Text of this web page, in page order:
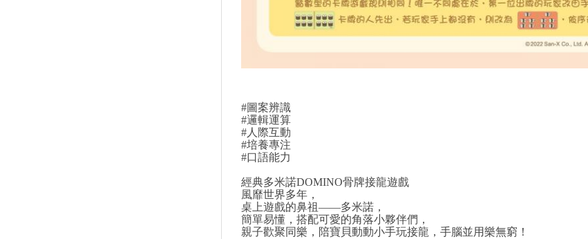
#圖案辨識
#邏輯運算
#人際互動
#培養專注
#口語能力
經典多米諾DOMINO骨牌接龍遊戲
風靡世界多年，
桌上遊戲的鼻祖——多米諾，
簡單易懂，搭配可愛的角落小夥伴們，
親子歡聚同樂，陪寶貝動動小手玩接龍，手腦並用樂無窮！